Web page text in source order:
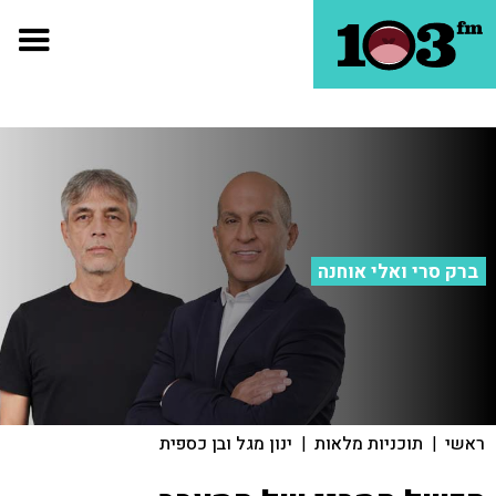
ברק סרי ואלי אוחנה
ראשי | תוכניות מלאות | ינון מגל ובן כספית